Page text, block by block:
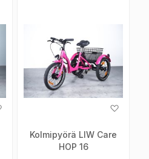
Kolmipyörä LIW Care
HOP 16